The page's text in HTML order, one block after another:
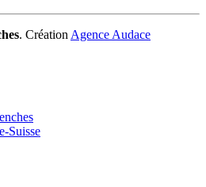
. Création Agence Audace